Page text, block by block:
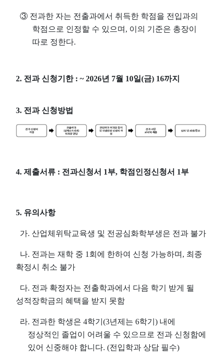
③ 전과한 자는 전출과에서 취득한 학점을 전입과의
학점으로 인정할 수 있으며 , 이의 기준은 총장이
따로 정한다.
2. 전과 신청기한 : ~ 2026년 7월 10일(금) 16까지
3. 전과 신청방법
4. 제출서류 : 전과신청서 1부, 학점인정신청서 1부
5. 유의사항
가. 산업체위탁교육생 및 전공심화학부생은 전과 불가
나. 전과는 재학 중 1 회에 한하여 신청 가능하며 , 최종
확정시 취소 불가
다. 전과 확정자는 전출학과에서 다음 학기 받게 될
성적장학금의 혜택을 받지 못함
라. 전과한 학생은 4학기 (3년제는 6학기 ) 내에
정상적인 졸업이 어려울 수 있으므로 전과 신청함에
있어 신중해야 합니다. (전입학과 상담 필수)